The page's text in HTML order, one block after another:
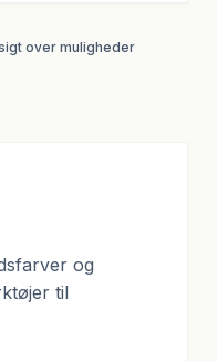
over muligheder
og
til